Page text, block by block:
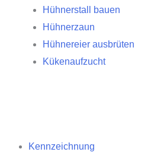
Hühnerstall bauen
Hühnerzaun
Hühnereier ausbrüten
Kükenaufzucht
Kennzeichnung